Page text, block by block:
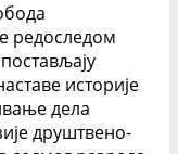
редоследом
историје
дела
друштвено-